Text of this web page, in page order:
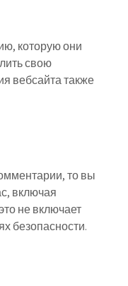
которую они
свою
вебсайта также
то вы
включая
не включает
безопасности.